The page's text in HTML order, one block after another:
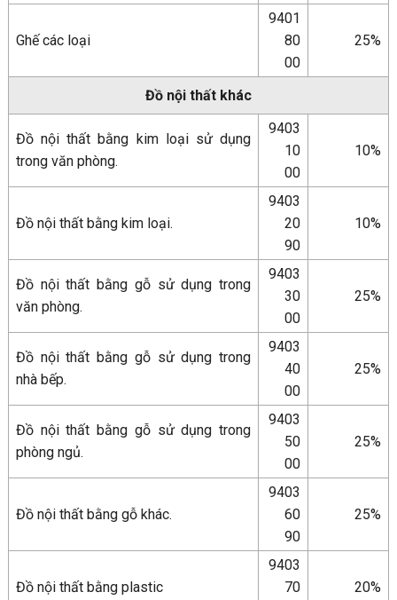
Ghế các loại
9401
80
00
25%
Đồ nội thất khác
Đồ nội thất bằng kim loại sử dụng
trong văn phòng.
9403
10
00
10%
Đồ nội thất bằng kim loại.
9403
20
90
10%
Đồ nội thất bằng gỗ sử dụng trong
văn phòng.
9403
30
00
25%
Đồ nội thất bằng gỗ sử dụng trong
nhà bếp.
9403
40
00
25%
Đồ nội thất bằng gỗ sử dụng trong
phòng ngủ.
9403
50
00
25%
Đồ nội thất bằng gỗ khác.
9403
60
90
25%
Đồ nội thất bằng plastic
9403
70
20%